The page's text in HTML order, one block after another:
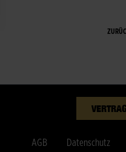
AGB Datenschutz